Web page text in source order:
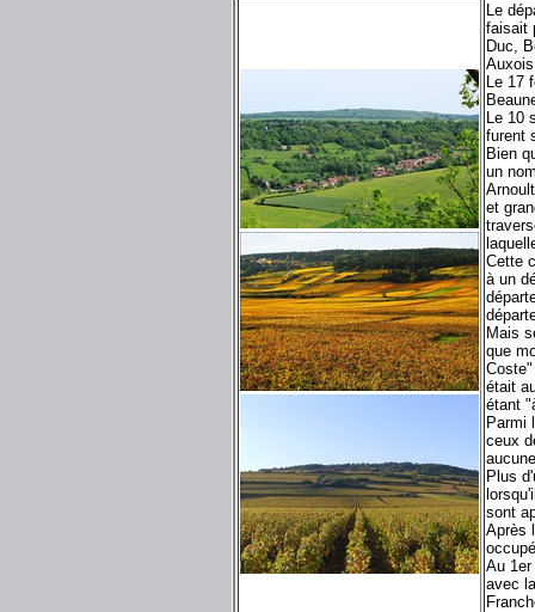
Le
faisait
Duc,
Le 17
Le 10
furent
Bien
un
et
Cette
à un
Mais
que
était
étant
Parmi
ceux
Plus
sont
Après
Au
avec